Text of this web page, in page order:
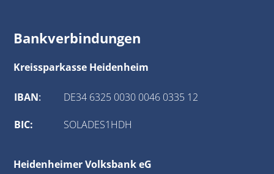
Bankverbindungen
Kreissparkasse Heidenheim
IBAN: DE34 6325 0030 0046 0335 12
BIC: SOLADES1HDH
Heidenheimer Volksbank eG